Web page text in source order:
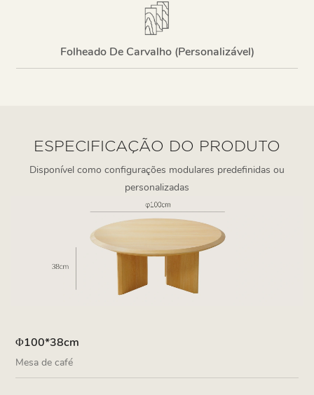
Folheado De Carvalho (personalizável)
ESPECIFICAÇÃO DO PRODUTO
Disponível como configurações modulares predefinidas ou
personalizadas
Φ100*38cm
Mesa de café